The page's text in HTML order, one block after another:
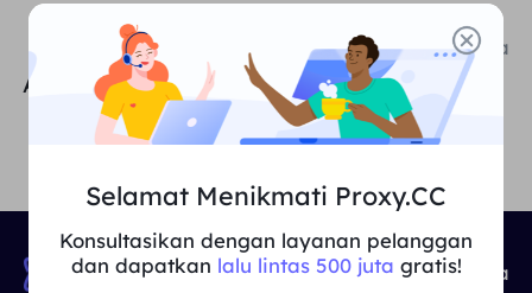
LOKASI
Amerika Serikat
Inggris Raya
Brazil
Rusia
Lebih Banyak Integrasi
Indonesia
Berikutnya
Account Creation
90,000,000+IP Sumber daya
Selamat Menikmati Proxy.CC
Konsultasikan dengan layanan pelanggan
dan dapatkan lalu lintas 500 juta gratis!